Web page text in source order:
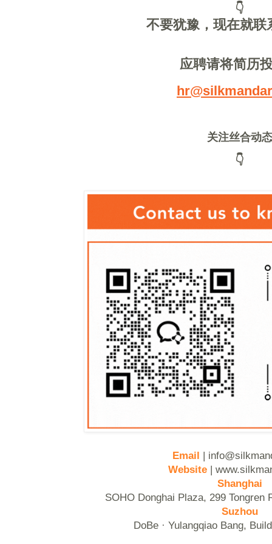
👇
不要犹豫，现在就联
应聘请将简历
关注丝合动态
👇
Email |
Website |
Shanghai
SOHO Donghai Plaza, 299 Tongren
Suzhou
DoBe · Yulangqiao Bang,